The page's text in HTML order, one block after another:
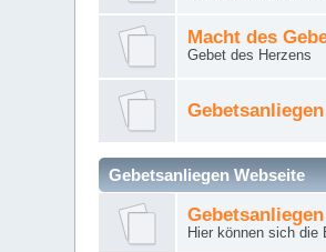
Macht des
Gebet des Herzens
Gebetsanliegen Webseite
Hier können sich die